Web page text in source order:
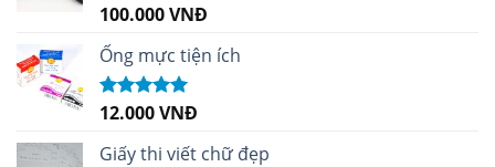
Được xếp
sao
100.000VNĐ
Ống mực tiện ích
Được xếp
sao
12.000VNĐ
Giấy thi viết chữ đẹp